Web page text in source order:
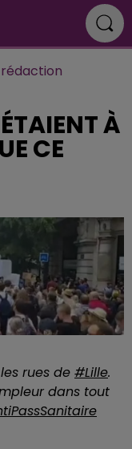
rédaction
À
CE
rues de #Lille.
dans tout